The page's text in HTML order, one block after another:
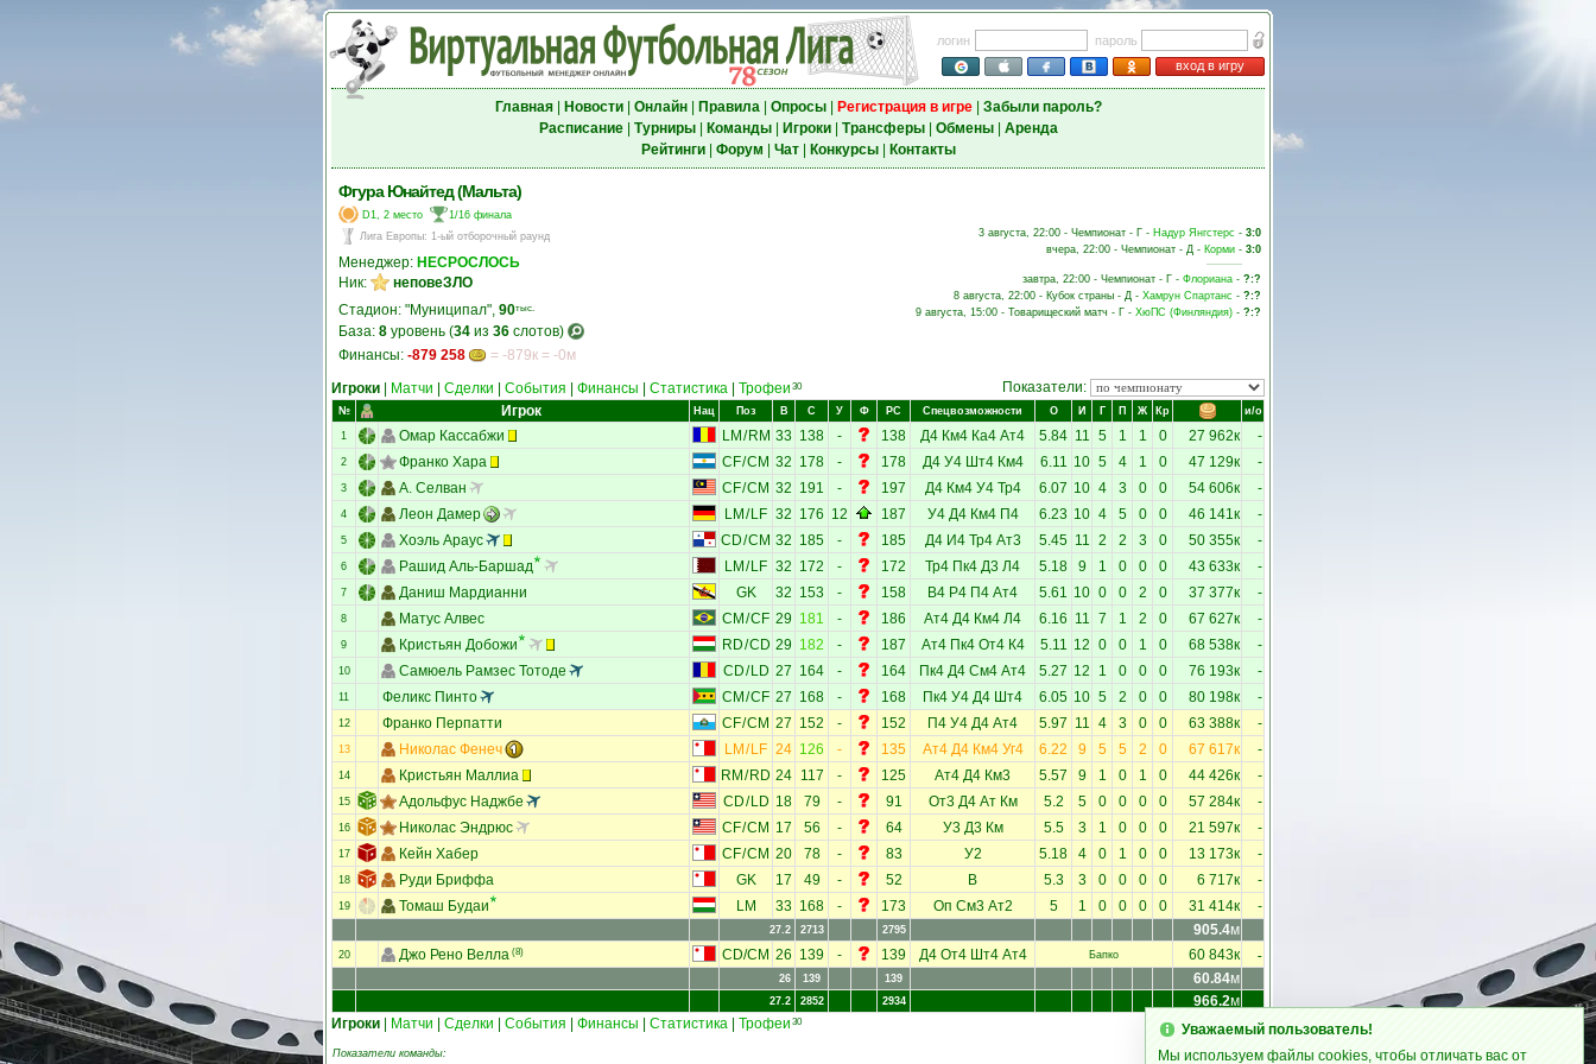
логин
пароль
вход в игру
Главная| Новости| Онлайн| Правила| Опросы| Регистрация в игре| Забыли пароль?
Расписание| Турниры| Команды| Игроки| Трансферы| Обмены| Аренда
Рейтинги| Форум Чат| Конкурсы| Контакты
Фгура Юнайтед (Мальта)
D1, 2 место
1/16 финала
Лига Европы: 1-ый отборочный раунд
Менеджер: НЕСРОСЛОСЬ
Ник:
неповеЗЛО
Стадион: "Муниципал", 90тыс.
База: 8 уровень (34 из 36 слотов)
Финансы: -879 258 = -879к = -0м
3 августа, 22:00 - Чемпионат - Г - Надур Янгстерс - 3:0
вчера, 22:00 - Чемпионат - Д - Корми - 3:0
завтра, 22:00 - Чемпионат - Г - Флориана - ?:?
8 августа, 22:00 - Кубок страны - Д - Хамрун Спартанс - ?:?
9 августа, 15:00 - Товарищеский матч - Г - ХюПС (Финляндия) - ?:?
Игроки Матчи Сделки События Финансы Статистика Трофеи 30 Показатели:
№ Игрок Нац Поз В С У Ф РС Спецвозможности О И Г П Ж Кр и/о
1 Омар Кассабжи LM /RM 33 138 - 138 Д4 Км4 Ка4 Ат4 5.84 11 5 1 1 0 27 962к -
2 Франко Хара CF/CM 32 178 - 178 Д4 У4 Шт4 Км4 6.11 10 5 4 1 0 47 129к -
3 А. Селван CF/CM 32 191 - 197 Д4 Км4 У4 Тр4 6.07 10 4 3 0 0 54 606к -
4 Леон Дамер LM / LF 32 176 12 187 У4 Д4 Км4 П4 6.23 10 4 5 0 0 46 141к -
5 Хоэль Араус CD/CM 32 185 - 185 Д4 И4 Тр4 Ат3 5.45 11 2 2 3 0 50 355к -
6 Рашид Аль-Баршад LM / LF 32 172 - 172 Тр4 Пк4 Д3 Л4 5.18 9 1 0 0 0 43 633к -
7 Даниш Мардианни GK 32 153 - 158 В4 Р4 П4 Ат4 5.61 10 0 0 2 0 37 377к -
8 Матус Алвес CM /CF 29 181 - 186 Ат4 Д4 Км4 Л4 6.16 11 7 1 2 0 67 627к -
9 Кристьян Добожи RD/CD 29 182 - 187 Ат4 Пк4 От4 К4 5.11 12 0 0 1 0 68 538к -
10 Самюель Рамзес Тотоде CD/LD 27 164 - 164 Пк4 Д4 См4 Ат4 5.27 12 1 0 0 0 76 193к -
11 Феликс Пинто CM /CF 27 168 - 168 Пк4 У4 Д4 Шт4 6.05 10 5 2 0 0 80 198к -
12 Франко Перпатти CF/CM 27 152 - 152 П4 У4 Д4 Ат4 5.97 11 4 3 0 0 63 388к -
13 Николас Фенеч LM / LF 24 126 - 135 Ат4 Д4 Км4 Уг4 6.22 9 5 5 2 0 67 617к -
14 Кристьян Маллиа RM / RD 24 117 - 125 Ат4 Д4 Км3 5.57 9 1 0 1 0 44 426к -
15 Адольфус Наджбе CD/LD 18 79 - 91 От3 Д4 Ат Км 5.2 5 0 0 0 0 57 284к -
16 Николас Эндрюс CF/CM 17 56 - 64 У3 Д3 Км 5.5 3 1 0 0 0 21 597к -
17 Кейн Хабер CF/CM 20 78 - 83 У2 5.18 4 0 1 0 0 13 173к -
18 Руди Бриффа GK 17 49 - 52 В 5.3 3 0 0 0 0 6 717к -
19 Томаш Будаи LM 33 168 - 173 Оп См3 Ат2 5 1 0 0 0 0 31 414к -
27.2 2713 2795 905.4м
20 Джо Рено Велла (8) CD/CM 26 139 - 139 Д4 От4 Шт4 Ат4 Бапко 60 843к -
26 139 139 60.84м
27.2 2852 2934 966.2м
Игроки
Матчи Сделки События Финансы Статистика Трофеи 30
Показатели команды:
Уважаемый пользователь!
Мы используем файлы cookies, чтобы отличать вас от